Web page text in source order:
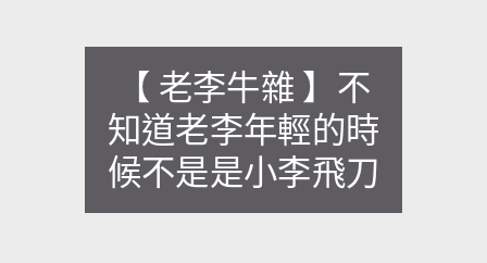
【 老李牛雜 】不
知道老李年輕的時
候不是是小李飛刀